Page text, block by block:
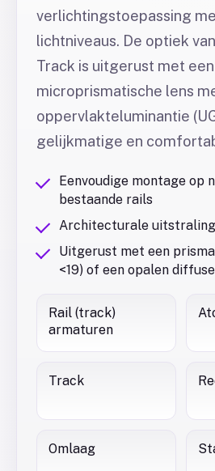
verlichtingstoepassing
lichtniveaus. De optiek
Track is uitgerust met een
microprismatische lens
oppervlakteluminantie
gelijkmatige en
Eenvoudige montage op
bestaande rails
Architecturale uitstraling
Uitgerust met een
<19) of een opalen
Rail (track)
armaturen
Track
Omlaag